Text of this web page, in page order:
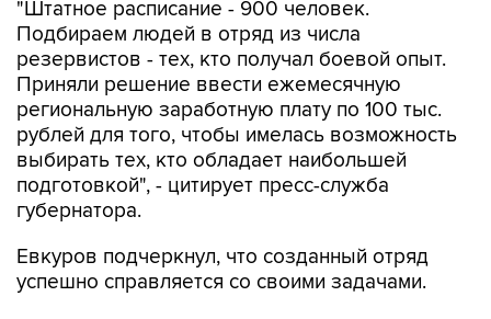
резервистов - тех, кто получал боевой опыт.
Приняли решение ввести ежемесячную
региональную заработную плату по 100 тыс.
рублей для того, чтобы имелась возможность
выбирать тех, кто обладает наибольшей
подготовкой", - цитирует пресс-служба
губернатора.
Евкуров подчеркнул, что созданный отряд
"Это не просто отряды "БАРС", это большое